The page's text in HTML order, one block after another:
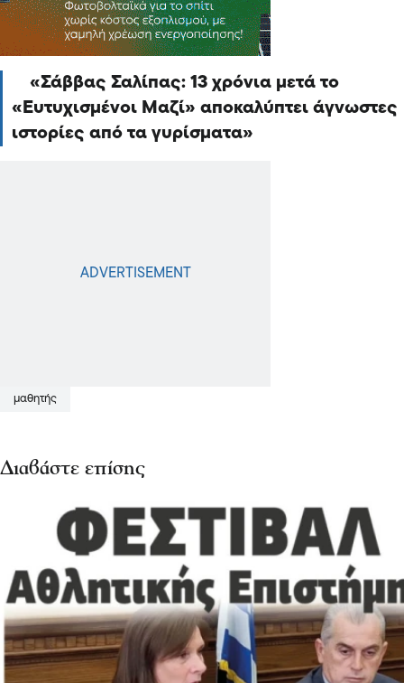
Σάββας Σαλίπας: 13 χρόνια μετά το
«Ευτυχισμένοι Μαζί» αποκαλύπτει άγνωστες
ιστορίες από τα γυρίσματα
μαθητής
Διαβάστε επίσης